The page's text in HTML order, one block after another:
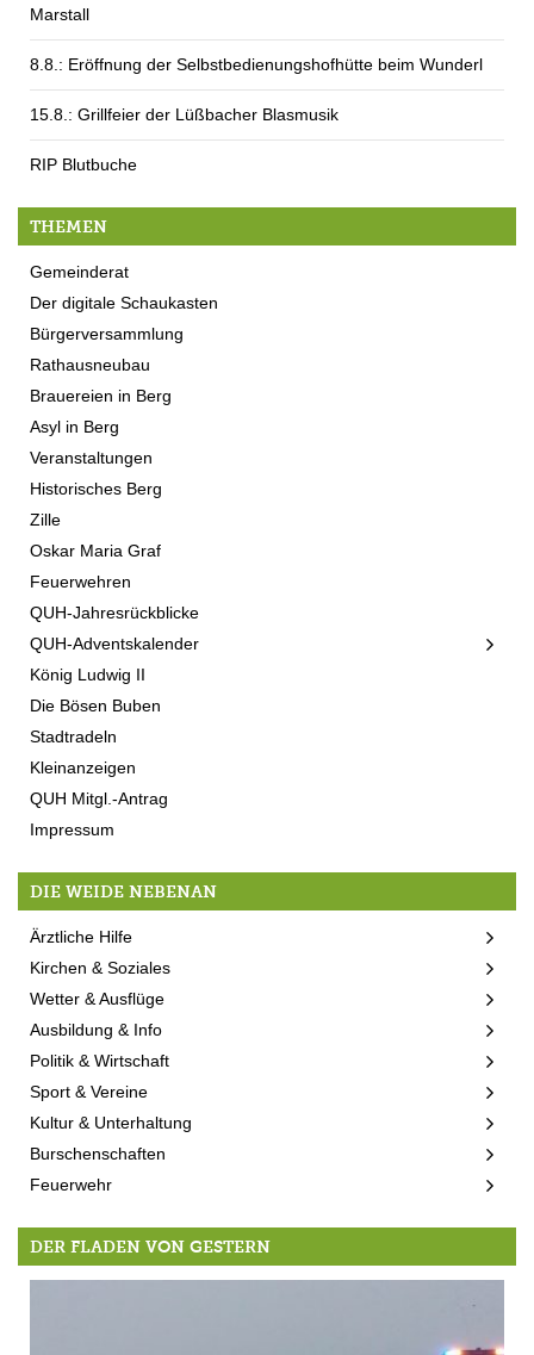
Marstall
8.8.: Eröffnung der Selbstbedienungshofhütte beim Wunderl
15.8.: Grillfeier der Lüßbacher Blasmusik
RIP Blutbuche
THEMEN
Gemeinderat
Der digitale Schaukasten
Bürgerversammlung
Rathausneubau
Brauereien in Berg
Asyl in Berg
Veranstaltungen
Historisches Berg
Zille
Oskar Maria Graf
Feuerwehren
QUH-Jahresrückblicke
QUH-Adventskalender
König Ludwig II
Die Bösen Buben
Stadtradeln
Kleinanzeigen
QUH Mitgl.-Antrag
Impressum
DIE WEIDE NEBENAN
Ärztliche Hilfe
Kirchen & Soziales
Wetter & Ausflüge
Ausbildung & Info
Politik & Wirtschaft
Sport & Vereine
Kultur & Unterhaltung
Burschenschaften
Feuerwehr
DER FLADEN VON GESTERN